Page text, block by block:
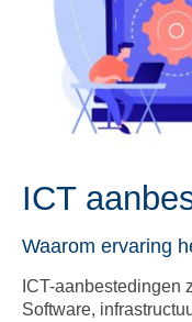
ICT
Waarom ervaring
ICT-aanbestedingen
Software,